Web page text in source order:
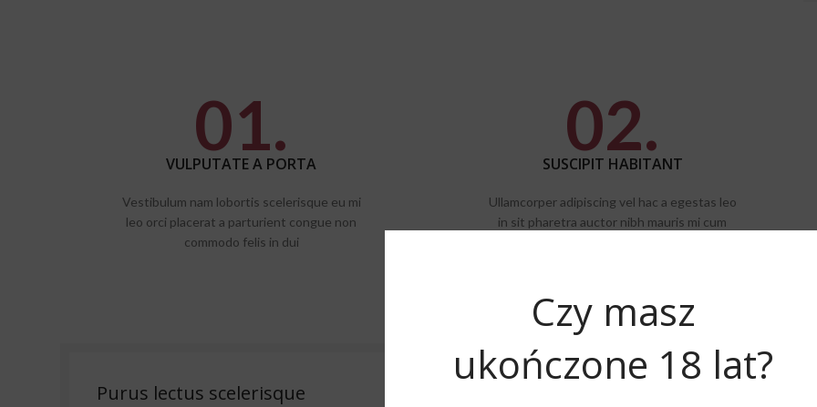
Czy masz
ukończone 18 lat?
01.
VULPUTATE A PORTA
Vestibulum nam lobortis scelerisque eu mi
leo orci placerat a parturient congue non
commodo felis in dui
02.
SUSCIPIT HABITANT
Ullamcorper adipiscing vel hac a egestas leo
in sit pharetra auctor nibh mauris mi cum
Purus lectus scelerisque